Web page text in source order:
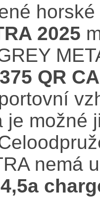
2025
QR
je možné
nemá
4,5a